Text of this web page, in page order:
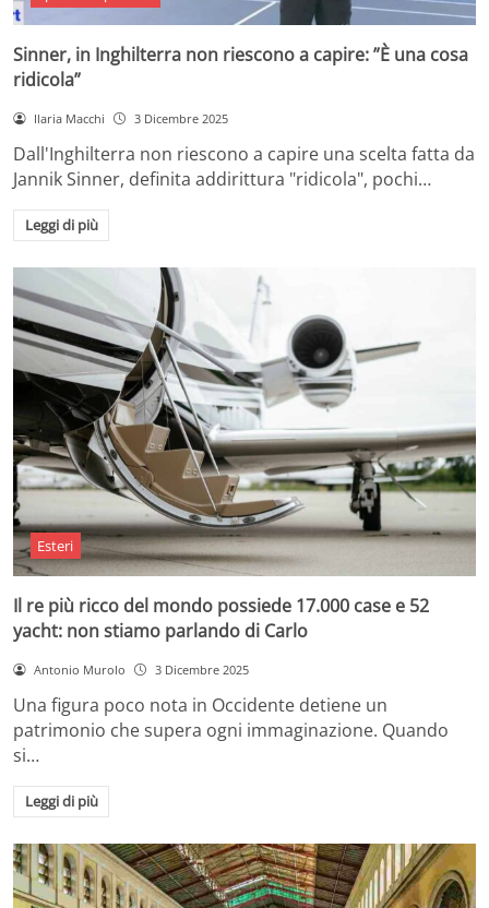
Sinner, in Inghilterra non riescono a capire: ”È una cosa
ridicola”
Ilaria Macchi 3 Dicembre 2025
Dall'Inghilterra non riescono a capire una scelta fatta da
Jannik Sinner, definita addirittura "ridicola", pochi…
Leggi di più
Esteri
Il re più ricco del mondo possiede 17.000 case e 52
yacht: non stiamo parlando di Carlo
Antonio Murolo 3 Dicembre 2025
Una figura poco nota in Occidente detiene un
patrimonio che supera ogni immaginazione. Quando
si…
Leggi di più